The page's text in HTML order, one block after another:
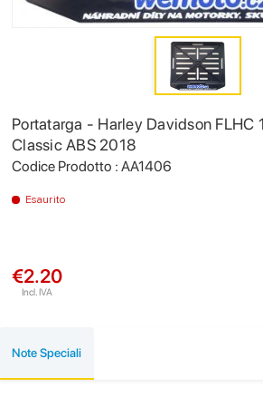
Portatarga - Harley Davidson FLHC
Classic ABS 2018
Codice Prodotto : AA1406
Esaurito
€2.20
Incl. IVA
Note Speciali